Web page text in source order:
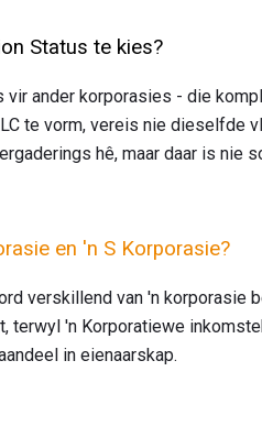
Status te kies?
ander korporasies - die
te vorm, vereis nie dieselfde
hê, maar daar is nie
en 'n S Korporasie?
verskillend van 'n korporasie
terwyl 'n Korporatiewe
in eienaarskap.